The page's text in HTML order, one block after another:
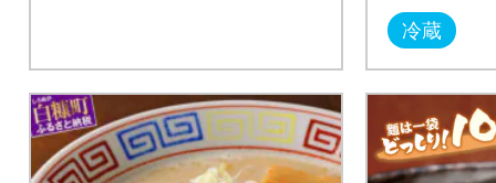
冷蔵